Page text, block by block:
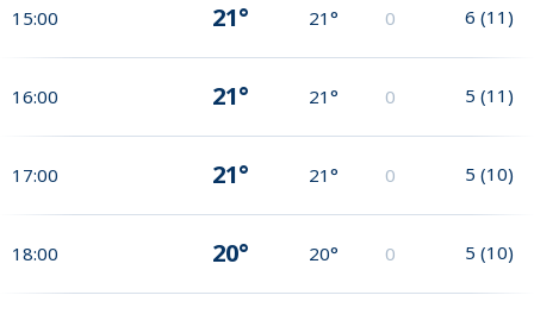
15:00 21° 21° 0 6 (11)
16:00 21° 21° 0 5 (11)
17:00 21° 21° 0 5 (10)
18:00 20° 20° 0 5 (10)